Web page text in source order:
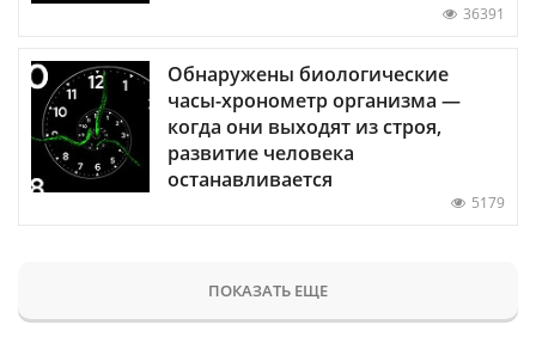
36391
Обнаружены биологические
часы-хронометр организма —
когда они выходят из строя,
развитие человека
останавливается
5179
ПОКАЗАТЬ ЕЩЕ